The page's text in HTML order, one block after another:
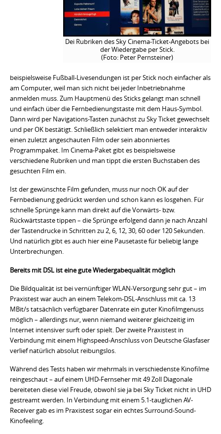
Dei Rubriken des Sky Cinema-Ticket-Angebots bei
der Wiedergabe per Stick.
(Foto: Peter Pernsteiner)
beispielsweise Fußball-Livesendungen ist per Stick noch einfacher als
am Computer, weil man sich nicht bei jeder Inbetriebnahme
anmelden muss. Zum Hauptmenü des Sticks gelangt man schnell
und einfach über die Fernbedienungstaste mit dem Haus-Symbol.
Dann wird per Navigations-Tasten zunächst zu Sky Ticket gewechselt
und per OK bestätigt. Schließlich selektiert man entweder interaktiv
einen zuletzt angeschauten Film oder sein abonniertes
Programmpaket. Im Cinema-Paket gibt es beispielsweise
verschiedene Rubriken und man tippt die ersten Buchstaben des
gesuchten Film ein.
Ist der gewünschte Film gefunden, muss nur noch OK auf der
Fernbedienung gedrückt werden und schon kann es losgehen. Für
schnelle Sprünge kann man direkt auf die Vorwärts- bzw.
Rückwärtstaste tippen – die Sprünge erfolgend dann je nach Anzahl
der Tastendrucke in Schritten zu 2, 6, 12, 30, 60 oder 120 Sekunden.
Und natürlich gibt es auch hier eine Pausetaste für beliebig lange
Unterbrechungen.
Bereits mit DSL ist eine gute Wiedergabequalität möglich
Die Bildqualität ist bei vernünftiger WLAN-Versorgung sehr gut – im
Praxistest war auch an einem Telekom-DSL-Anschluss mit ca. 13
MBit/s tatsächlich verfügbarer Datenrate ein guter Kinofilmgenuss
möglich – allerdings nur, wenn niemand weiterer gleichzeitig im
Internet intensiver surft oder spielt. Der zweite Praxistest in
Verbindung mit einem Highspeed-Anschluss von Deutsche Glasfaser
verlief natürlich absolut reibungslos.
Während des Tests haben wir mehrmals in verschiedenste Kinofilme
reingeschaut – auf einem UHD-Fernseher mit 49 Zoll Diagonale
bereiteten diese viel Freude, obwohl sie ja bei Sky Ticket nicht in UHD
gestreamt werden. In Verbindung mit einem 5.1-tauglichen AV-
Receiver gab es im Praxistest sogar ein echtes Surround-Sound-
Kinofeeling.